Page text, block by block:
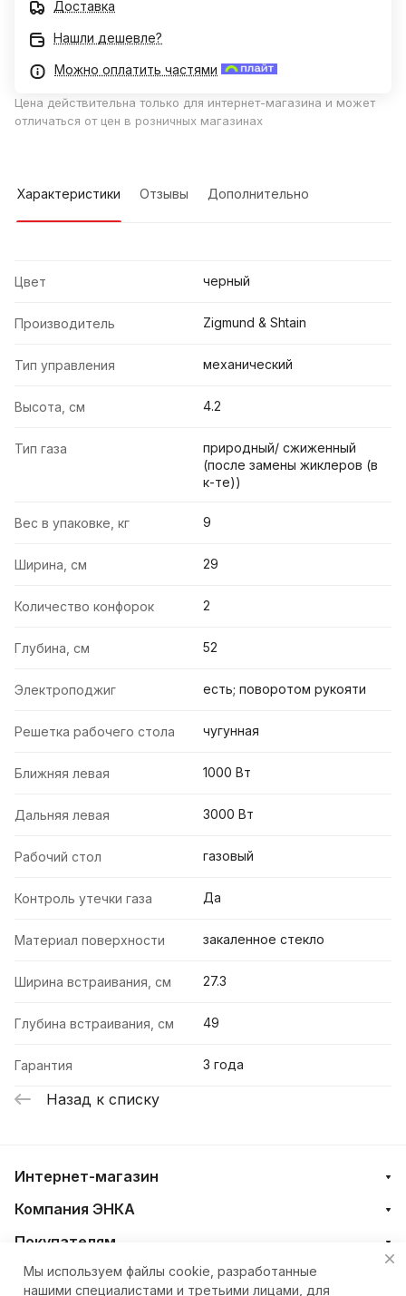
Доставка
Нашли дешевле?
Можно оплатить частями
Цена действительна только для интернет-магазина и может
отличаться от цен в розничных магазинах
Характеристики Отзывы Дополнительно
Цвет черный
Производитель Zigmund & Shtain
Тип управления механический
Высота, см 4.2
Тип газа
природный/ сжиженный
(после замены жиклеров (в
к-те))
Вес в упаковке, кг 9
Ширина, см 29
Количество конфорок 2
Глубина, см 52
Электроподжиг есть; поворотом рукояти
Решетка рабочего стола чугунная
Ближняя левая 1000 Вт
Дальняя левая 3000 Вт
Рабочий стол газовый
Контроль утечки газа Да
Материал поверхности закаленное стекло
Ширина встраивания, см 27.3
Глубина встраивания, см 49
Гарантия 3 года
Назад к списку
Интернет-магазин
Компания ЭНКА
Покупателям
Мы используем файлы cookie, разработанные
нашими специалистами и третьими лицами, для